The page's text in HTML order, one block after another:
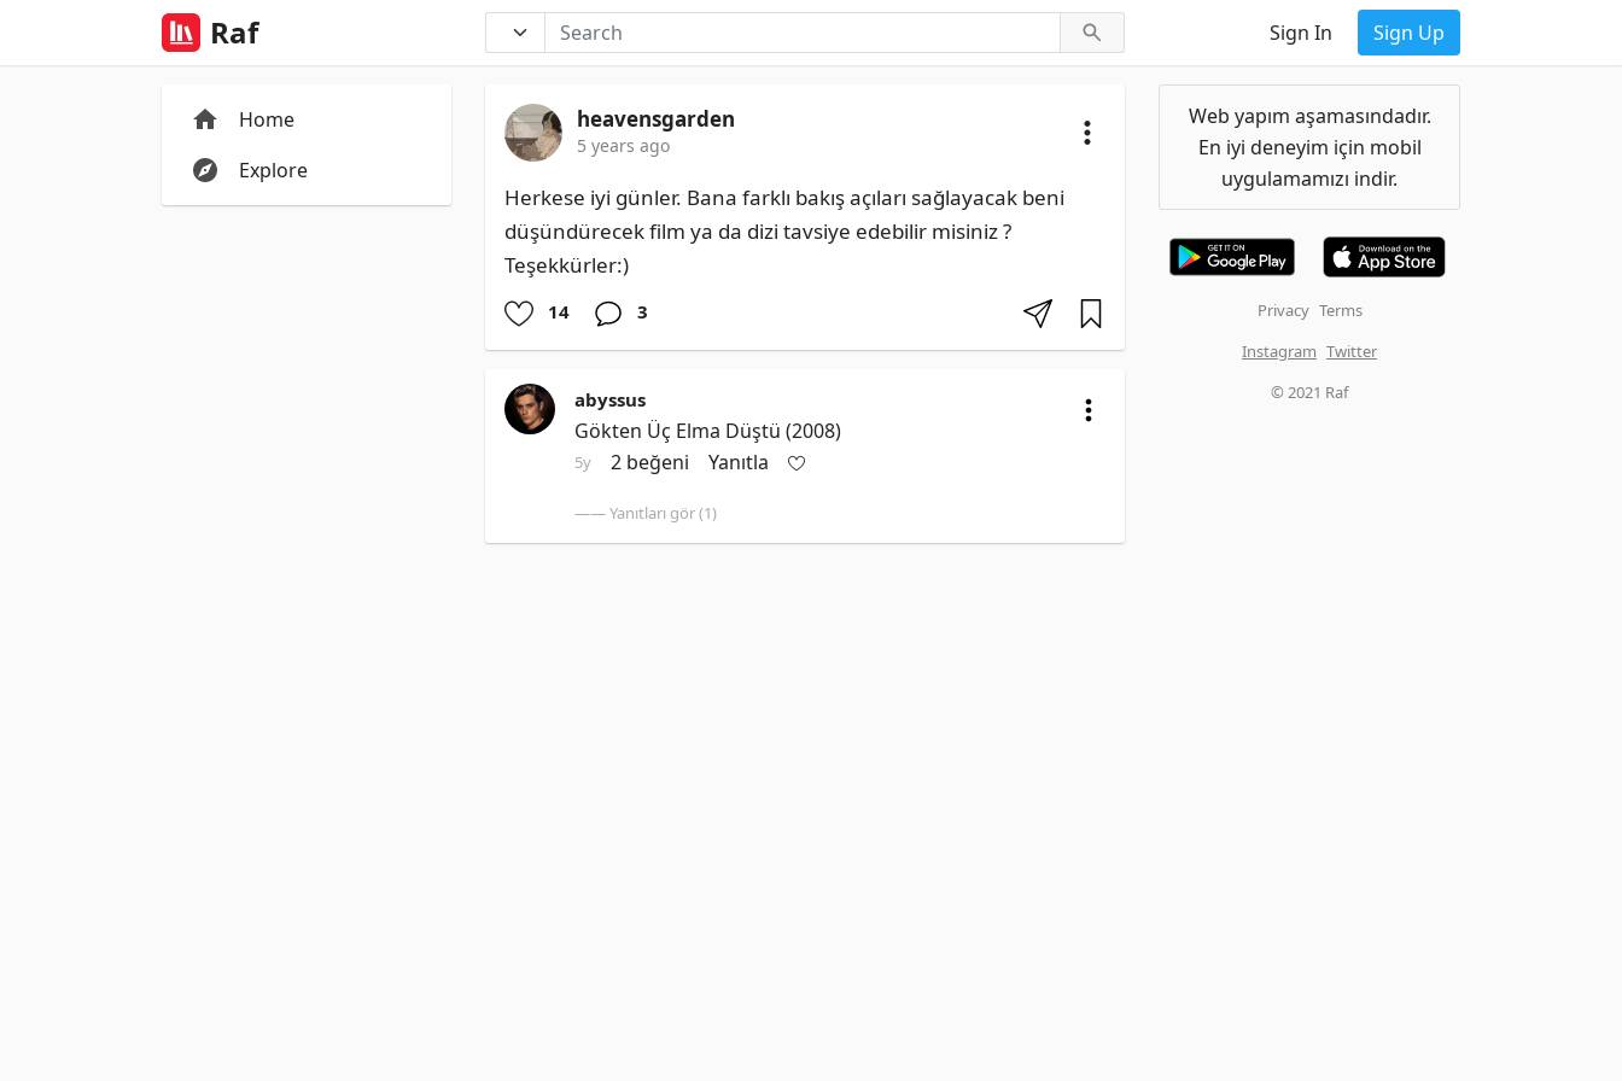
Raf Sign In Sign Up
Home
Explore
heavensgarden
5 years ago
Herkese iyi günler. Bana farklı bakış açıları sağlayacak beni
düşündürecek film ya da dizi tavsiye edebilir misiniz ?
Teşekkürler:)
14 3
abyssus
Gökten Üç Elma Düştü (2008)
5y 2 beğeni Yanıtla
—— Yanıtları gör (1)
Web yapım aşamasındadır.
En iyi deneyim için mobil
uygulamamızı indir.
Privacy Terms
Instagram Twitter
© 2021 Raf